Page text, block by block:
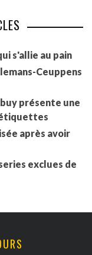
s'allie au pain
Ceuppens
présente une
après avoir
exclues de